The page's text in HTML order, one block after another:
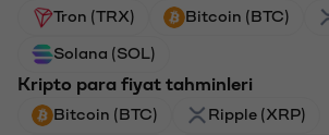
Tron (TRX) Bitcoin (BTC)
Solana (SOL)
Kripto para fiyat tahminleri
Bitcoin (BTC) Ripple (XRP)